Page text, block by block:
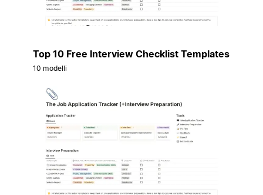
Top 10 Free Interview Checklist Templates
10 modelli